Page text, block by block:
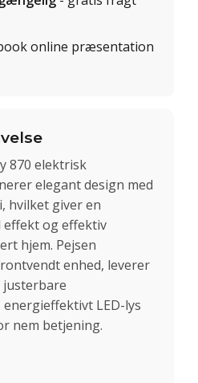
online præsentation
870 elektrisk
elegant design med
hvilket giver en
effekt og effektiv
hjem. Pejsen
enhed, leverer
justerbare
LED-lys
nem betjening.